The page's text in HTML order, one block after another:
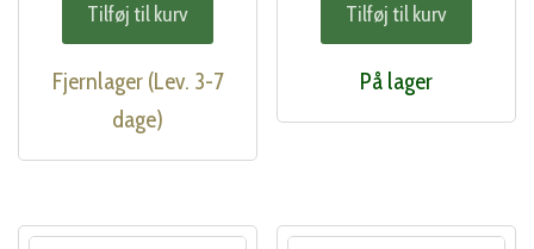
Tilføj til kurv
Fjernlager (Lev. 3-7
dage)
Tilføj til kurv
På lager